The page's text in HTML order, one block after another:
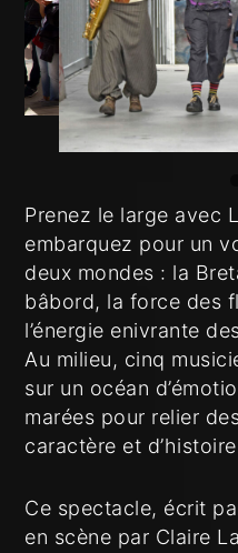
Prenez le large avec
embarquez pour un
deux mondes : la
bâbord, la force des
l’énergie enivrante
Au milieu, cinq
sur un océan
marées pour relier
caractère et
Ce spectacle, écrit
en scène par Claire